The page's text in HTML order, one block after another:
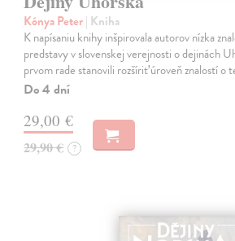
Kónya Peter| Kniha
K napísaniu knihy inšpirovala autorov nízka
predstavy v slovenskej verejnosti o dejinách
prvom rade stanovili rozšíriť úroveň znalostí
Do 4 dní
29,00 €
29,90 € ?